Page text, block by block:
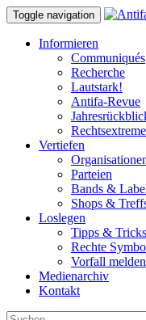
Toggle navigation
Informieren
Communiqués
Recherche
Lautstark!
Antifa-Revue
Vertiefen
Parteien
Bands &
Shops &
Loslegen
Tipps & Tricks
Rechte
Vorfall melden
Medienarchiv
Kontakt
Suchen